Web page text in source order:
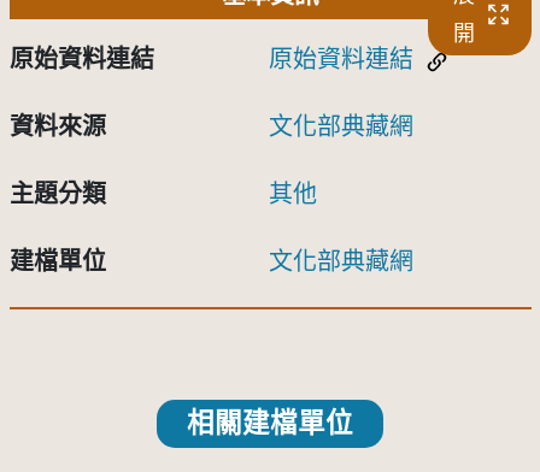
開
原始資料連結 原始資料連結
資料來源 文化部典藏網
主題分類 其他
建檔單位 文化部典藏網
相關建檔單位